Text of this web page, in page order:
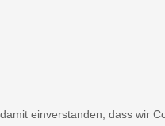
einverstanden, dass wir